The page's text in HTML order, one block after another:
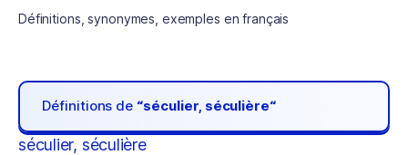
Définitions, synonymes, exemples en français
Définitions de “séculier, séculière“
séculier, séculière